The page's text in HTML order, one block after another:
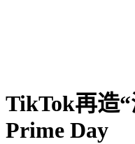
TikTok再造“
Prime Day